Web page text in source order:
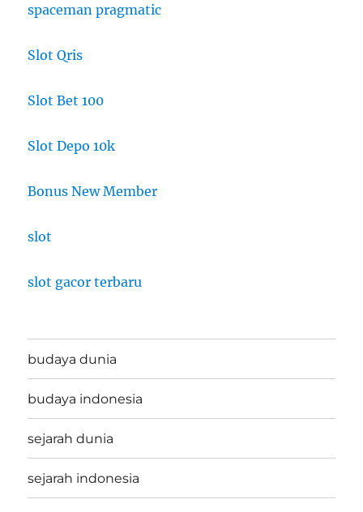
spaceman pragmatic
Slot Qris
Slot Bet 100
Slot Depo 10k
Bonus New Member
slot
slot gacor terbaru
budaya dunia
budaya indonesia
sejarah dunia
sejarah indonesia